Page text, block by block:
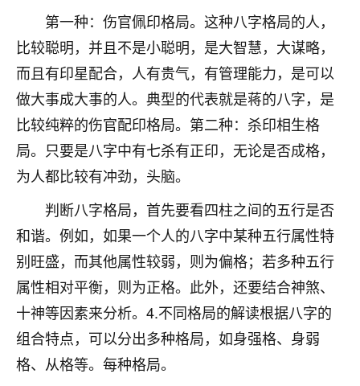
第一种：伤官佩印格局。这种八字格局的人，
比较聪明，并且不是小聪明，是大智慧，大谋略，
而且有印星配合，人有贵气，有管理能力，是可以
做大事成大事的人。典型的代表就是蒋的八字，是
比较纯粹的伤官配印格局。第二种：杀印相生格
局。只要是八字中有七杀有正印，无论是否成格，
为人都比较有冲劲，头脑。
判断八字格局，首先要看四柱之间的五行是否
和谐。例如，如果一个人的八字中某种五行属性特
别旺盛，而其他属性较弱，则为偏格；若多种五行
属性相对平衡，则为正格。此外，还要结合神煞、
十神等因素来分析。4.不同格局的解读根据八字的
组合特点，可以分出多种格局，如身强格、身弱
格、从格等。每种格局。
超度，现在看来，人不信也不行。
2天前 来自云南 11
优秀的张同学
老师收徒吗？？我对这些很感兴趣
2天前 来自山西 15